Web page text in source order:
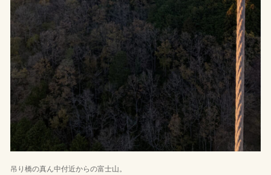
吊り橋の真ん中付近からの富士山。